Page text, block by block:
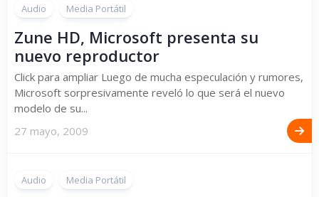
Audio Media Portátil
Zune HD, Microsoft presenta su
nuevo reproductor
Click para ampliar Luego de mucha especulación y rumores,
Microsoft sorpresivamente reveló lo que será el nuevo
modelo de su...
27 mayo, 2009
Audio Media Portátil